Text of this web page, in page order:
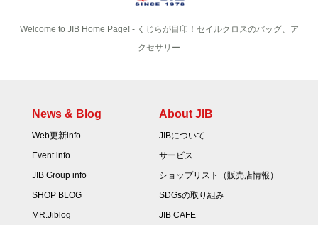
Welcome to JIB Home Page! ‐ くじらが目印！セイルクロスのバッグ、ア
クセサリー
News & Blog
Web更新info
Event info
JIB Group info
SHOP BLOG
MR.Jiblog
About JIB
JIBについて
サービス
ショップリスト（販売店情報）
SDGsの取り組み
JIB CAFE